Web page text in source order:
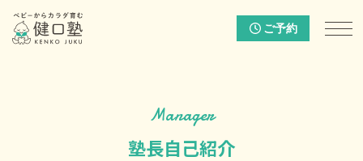
ご予約
Manager
塾長自己紹介